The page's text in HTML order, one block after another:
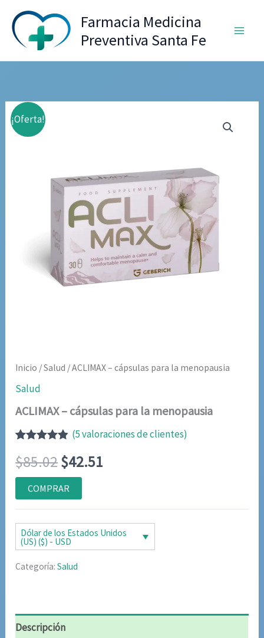
contenido
Farmacia Medicina
Preventiva Santa Fe
¡Oferta!
Inicio /Salud / ACLIMAX – cápsulas para la menopausia
Salud
ACLIMAX – cápsulas para la menopausia
con4.80de
5 en base
a
valoraciones
de clientes
(5valoraciones de clientes)
$85.02El
precio
original
era:
$85.02.
$42.51
actual
es:
COMPRAR
Dólar de los Estados Unidos
(US) ($) - USD
Categoría:Salud
Descripción